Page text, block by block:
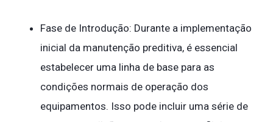
Fase de Introdução: Durante a implementação
inicial da manutenção preditiva, é essencial
estabelecer uma linha de base para as
condições normais de operação dos
equipamentos. Isso pode incluir uma série de